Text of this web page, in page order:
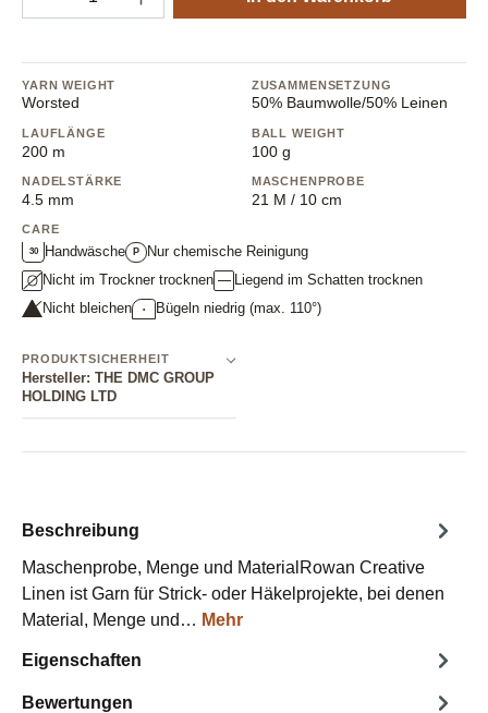
YARN WEIGHT
Worsted
ZUSAMMENSETZUNG
50% Baumwolle/50% Leinen
LAUFLÄNGE
200 m
BALL WEIGHT
100 g
NADELSTÄRKE
4.5 mm
MASCHENPROBE
21 M / 10 cm
CARE
30 Handwäsche P
Nur chemische Reinigung
Nicht im Trockner trocknen
Liegend im Schatten trocknen
Nicht bleichen
• Bügeln niedrig (max. 110°)
PRODUKTSICHERHEIT
Hersteller: THE DMC GROUP
HOLDING LTD
Beschreibung
Maschenprobe, Menge und MaterialRowan Creative
Linen ist Garn für Strick- oder Häkelprojekte, bei denen
Material, Menge und… Mehr
Eigenschaften
Bewertungen